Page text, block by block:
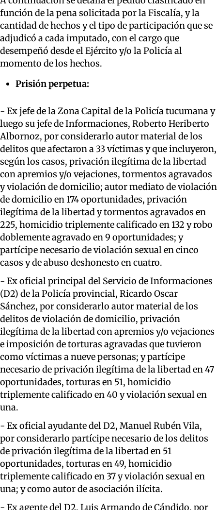
función de la pena solicitada por la Fiscalía, y la
cantidad de hechos y el tipo de participación que se
adjudicó a cada imputado, con el cargo que
desempeñó desde el Ejército y/o la Policía al
momento de los hechos.
Prisión perpetua:
- Ex jefe de la Zona Capital de la Policía tucumana y
luego su jefe de Informaciones, Roberto Heriberto
Albornoz, por considerarlo autor material de los
delitos que afectaron a 33 víctimas y que incluyeron,
según los casos, privación ilegítima de la libertad
con apremios y/o vejaciones, tormentos agravados
y violación de domicilio; autor mediato de violación
de domicilio en 174 oportunidades, privación
ilegítima de la libertad y tormentos agravados en
225, homicidio triplemente calificado en 132 y robo
doblemente agravado en 9 oportunidades; y
partícipe necesario de violación sexual en cinco
casos y de abuso deshonesto en cuatro.
- Ex oficial principal del Servicio de Informaciones
(D2) de la Policía provincial, Ricardo Oscar
Sánchez, por considerarlo autor material de los
delitos de violación de domicilio, privación
ilegítima de la libertad con apremios y/o vejaciones
e imposición de torturas agravadas que tuvieron
como víctimas a nueve personas; y partícipe
necesario de privación ilegítima de la libertad en 47
oportunidades, torturas en 51, homicidio
triplemente calificado en 40 y violación sexual en
una.
- Ex oficial ayudante del D2, Manuel Rubén Vila,
por considerarlo partícipe necesario de los delitos
de privación ilegítima de la libertad en 51
oportunidades, torturas en 49, homicidio
triplemente calificado en 37 y violación sexual en
una; y como autor de asociación ilícita.
- Ex agente del D2, Luis Armando de Cándido, por